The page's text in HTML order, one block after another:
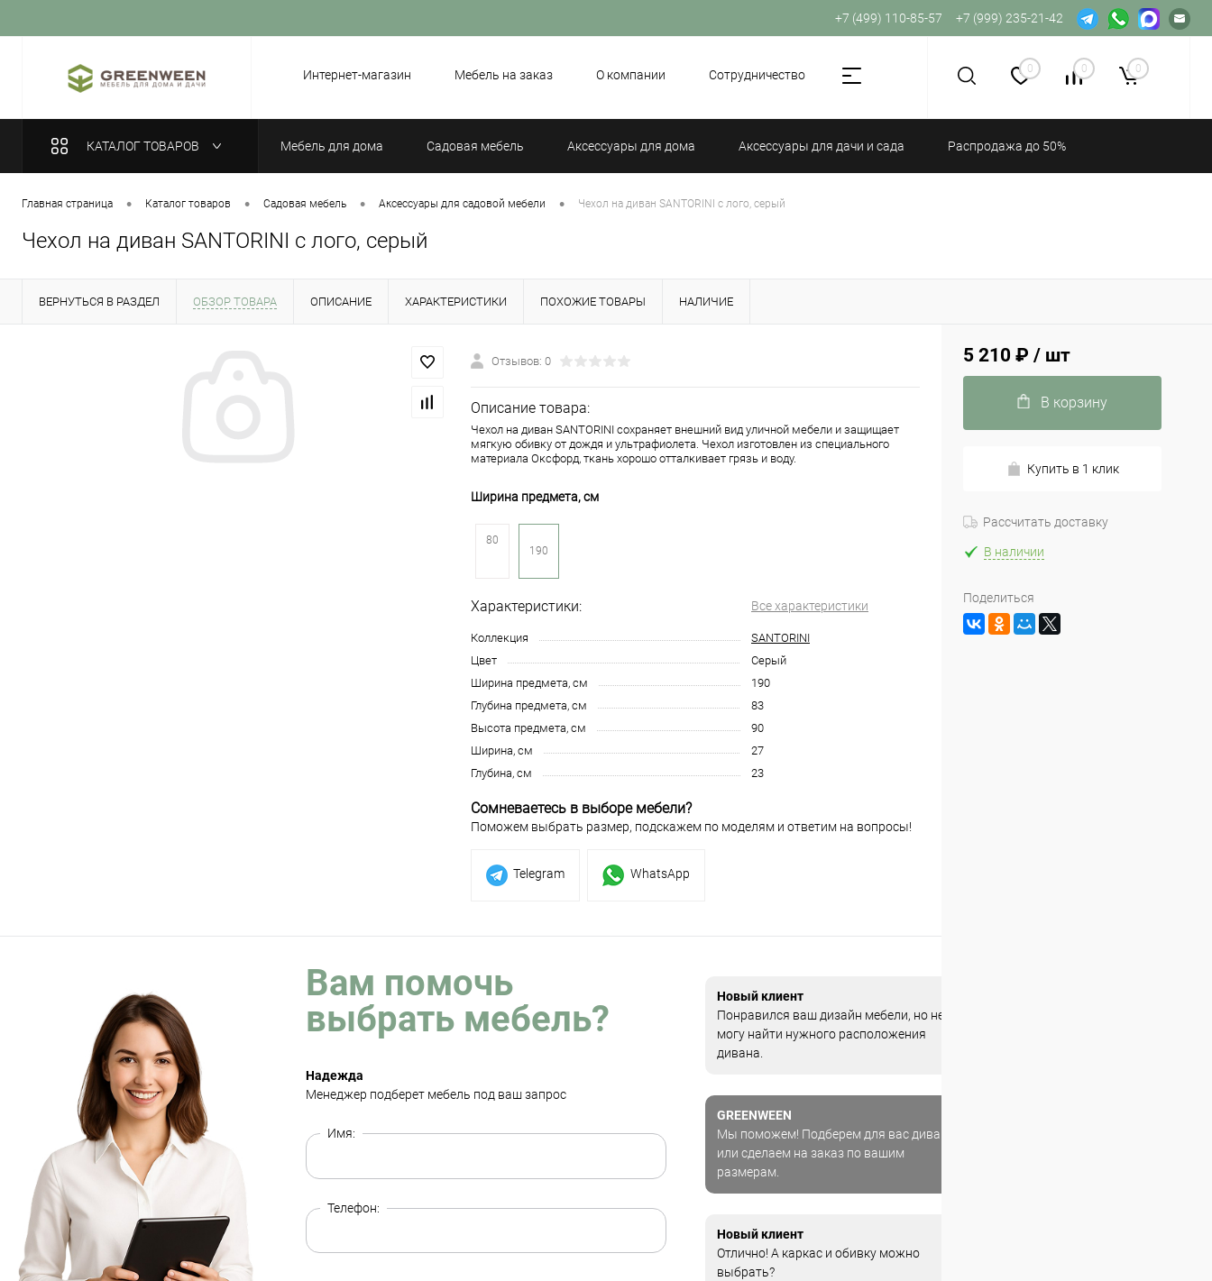
+7 (499) 110-85-57 +7 (999) 235-21-42
Интернет-магазин
Мебель на заказ О компании Сотрудничество 0 0 0
КАТАЛОГ ТОВАРОВ Мебель для дома Садовая мебель Аксессуары для дома Аксессуары для дачи и сада Распродажа до 50%
Главная страница • Каталог товаров • Садовая мебель • Аксессуары для садовой мебели • Чехол на диван SANTORINI с лого, серый
Чехол на диван SANTORINI с лого, серый
ВЕРНУТЬСЯ В РАЗДЕЛ ОБЗОР ТОВАРА ОПИСАНИЕ ХАРАКТЕРИСТИКИ ПОХОЖИЕ ТОВАРЫ НАЛИЧИЕ
Отзывов: 0
Описание товара:
Чехол на диван SANTORINI сохраняет внешний вид уличной мебели и защищает
мягкую обивку от дождя и ультрафиолета. Чехол изготовлен из специального
материала Оксфорд, ткань хорошо отталкивает грязь и воду.
Ширина предмета, см
80
190
Характеристики: Все характеристики
Коллекция
SANTORINI
Цвет
Серый
Ширина предмета, см
190
Глубина предмета, см
83
Высота предмета, см
90
Ширина, см
27
Глубина, см
23
Сомневаетесь в выборе мебели?
Поможем выбрать размер, подскажем по моделям и ответим на вопросы!
Telegram WhatsApp
Вам помочь
выбрать мебель?
Надежда
Менеджер подберет мебель под ваш запрос
Имя:
Телефон:
Новый клиент
Понравился ваш дизайн мебели, но не
могу найти нужного расположения
дивана.
GREENWEEN
Мы поможем! Подберем для вас диван
или сделаем на заказ по вашим
размерам.
Новый клиент
Отлично! А каркас и обивку можно
выбрать?
5 210 ₽ / шт
В корзину
Купить в 1 клик
Рассчитать доставку
В наличии
Поделиться